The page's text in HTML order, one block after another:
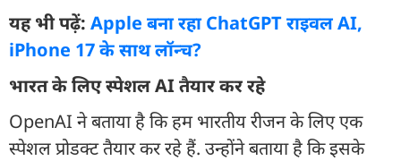
यह भी पढ़ें: Apple बना रहा ChatGPT राइवल AI,
iPhone 17 के साथ लॉन्च?
भारत के लिए स्पेशल AI तैयार कर रहे
OpenAI ने बताया है कि हम भारतीय रीजन के लिए एक
स्पेशल प्रोडक्ट तैयार कर रहे हैं. उन्होंने बताया है कि इसके